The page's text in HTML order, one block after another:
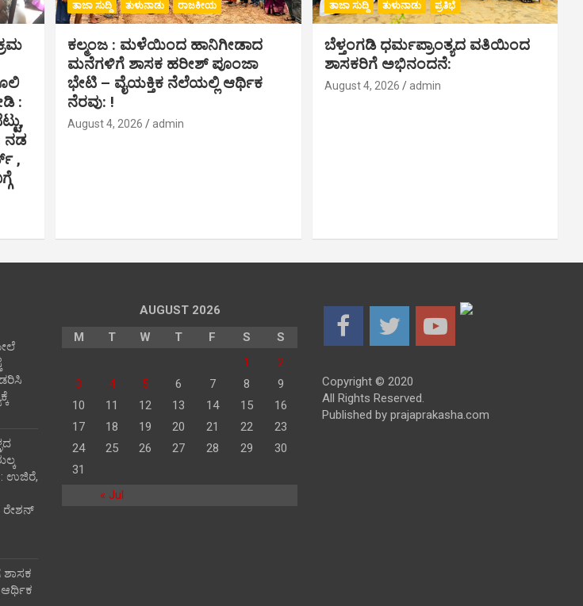
:
ನಡ
,
ತಾಜಾ ಸುದ್ದಿ ತುಳುನಾಡು ರಾಜಕೀಯ
ಕಲ್ಮಂಜ : ಮಳೆಯಿಂದ ಹಾನಿಗೀಡಾದ
ಮನೆಗಳಿಗೆ ಶಾಸಕ ಹರೀಶ್ ಪೂಂಜಾ
ಭೇಟಿ – ವೈಯಕ್ತಿಕ ನೆಲೆಯಲ್ಲಿ ಆರ್ಥಿಕ‌
ನೆರವು: !
August 4, 2026 admin
ತಾಜಾ ಸುದ್ದಿ ತುಳುನಾಡು ಪ್ರತಿಭೆ
ಬೆಳ್ತಂಗಡಿ ಧರ್ಮಪ್ರಾಂತ್ಯದ ವತಿಯಿಂದ
ಶಾಸಕರಿಗೆ ಅಭಿನಂದನೆ:
August 4, 2026 admin
: ಉಜಿರೆ,
ರೇಶನ್
AUGUST 2026
M
T W T F S S
« Jul
1
2
3
4 5 6 7 8
9
10
11 12 13 14 15
16
17
18 19 20 21 22
23
24
25 26 27 28 29
30
31
Copyright © 2020
All Rights Reserved.
Published by prajaprakasha.com